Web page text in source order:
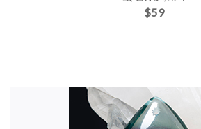
$59